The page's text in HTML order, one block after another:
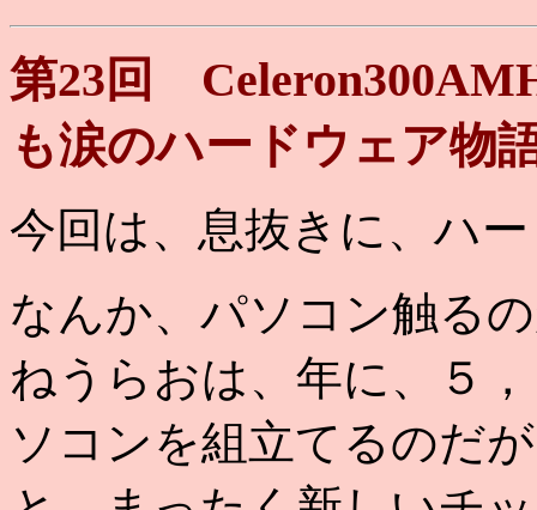
第23回
も涙のハードウェア物
今回は、息抜きに、ハ
なんか、パソコン触る
ねうらおは、年に、５
ソコンを組立てるのだ